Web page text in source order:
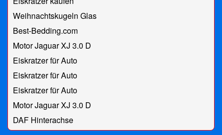
Weihnachtskugeln Glas
Best-Bedding.com
Motor Jaguar XJ 3.0 D
Eiskratzer für Auto
Eiskratzer für Auto
Eiskratzer für Auto
Motor Jaguar XJ 3.0 D
DAF Hinterachse